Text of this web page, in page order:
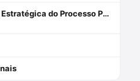
Players - OficIA - A Leitura Estratégica do Processo Penal com Alexandre Morais da Rosa